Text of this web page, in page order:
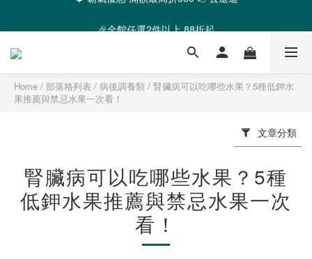
❤️ 霸氣優惠 滿額最高折888 👉去逛逛
Home / 部落格列表 / 病後調養類 / 腎臟病可以吃哪些水果？5種低鉀水
果推薦與禁忌水果一次看！
文章分類
腎臟病可以吃哪些水果？5種
低鉀水果推薦與禁忌水果一次
看！